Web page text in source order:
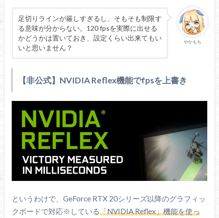
やかもち
足切りラインが厳しすぎるし、そもそも制限す
る意味が分からない。120 fpsを実際に出せる
かどうかは置いておき、設定くらい出来てもい
いと思いません？
【非公式】NVIDIA Reflex機能でfpsを上書き
というわけで、GeForce RTX 20シリーズ以降のグラフィッ
クボードで対応※している「NVIDIA Reflex」機能を使っ